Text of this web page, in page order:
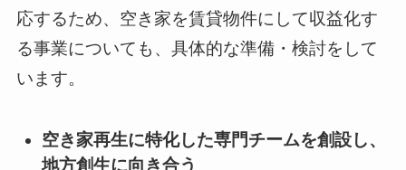
応するため、空き家を賃貸物件にして収益化す
る事業についても、具体的な準備・検討をして
います。
空き家再生に特化した専門チームを創設し、
地方創生に向き合う